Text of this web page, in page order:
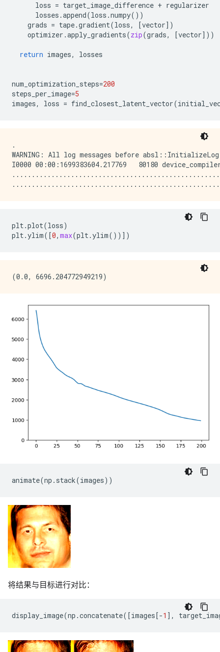
loss = target_image_difference + regularizer
losses .append(loss .numpy())
grads = tape.gradient(loss, [vector])
optimizer .apply_gradients(zip(grads, [vector]))
return images, losses
num_optimization_steps=200
steps_per_image=5
images, loss = find_closest_latent_vector(
.
WARNING: All log messages before
I0000 00:00:1699383604.217769   80180
plt.plot(loss)
plt.ylim([0, max(plt.ylim())])
animate(np . stack(images))
将结果与目标进行对比：
display_image(np .concatenate([images[-1 ],